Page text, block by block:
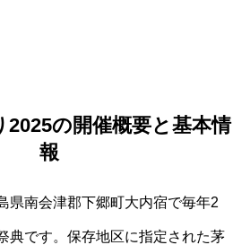
2025の開催概要と基本情
報
県南会津郡下郷町大内宿で毎年2
典です。保存地区に指定された茅